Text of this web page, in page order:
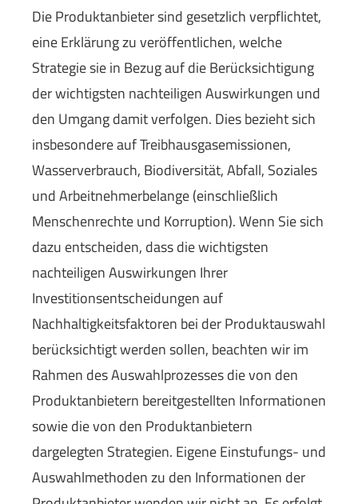
Die Produktanbieter sind gesetzlich verpflichtet,
eine Erklärung zu veröffentlichen, welche
Strategie sie in Bezug auf die Berücksichtigung
der wichtigsten nachteiligen Auswirkungen und
den Umgang damit verfolgen. Dies bezieht sich
insbesondere auf Treibhausgasemissionen,
Wasserverbrauch, Biodiversität, Abfall, Soziales
und Arbeitnehmerbelange (einschließlich
Menschenrechte und Korruption). Wenn Sie sich
dazu entscheiden, dass die wichtigsten
nachteiligen Auswirkungen Ihrer
Investitionsentscheidungen auf
Nachhaltigkeitsfaktoren bei der Produktauswahl
berücksichtigt werden sollen, beachten wir im
Rahmen des Auswahlprozesses die von den
Produktanbietern bereitgestellten Informationen
sowie die von den Produktanbietern
dargelegten Strategien. Eigene Einstufungs- und
Auswahlmethoden zu den Informationen der